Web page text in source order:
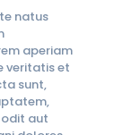
natus
aperiam
veritatis et
sunt,
aut